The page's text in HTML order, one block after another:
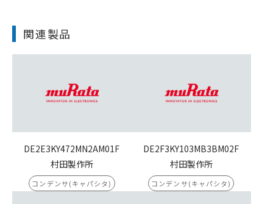
関連製品
DE2E3KY472MN2AM01F
村田製作所
コンデンサ(キャパシタ)
DE2F3KY103MB3BM02F
村田製作所
コンデンサ(キャパシタ)